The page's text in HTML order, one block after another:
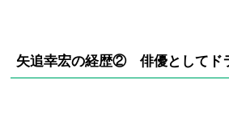
矢追幸宏の経歴② 俳優としてド